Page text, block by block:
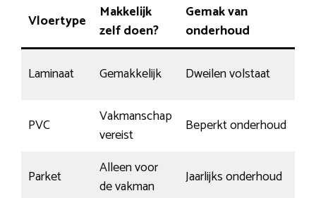
Vloertype
Makkelijk
zelf doen?
Gemak van
onderhoud
Laminaat Gemakkelijk Dweilen volstaat
PVC
Vakmanschap
vereist
Beperkt onderhoud
Parket
Alleen voor
de vakman
Jaarlijks onderhoud